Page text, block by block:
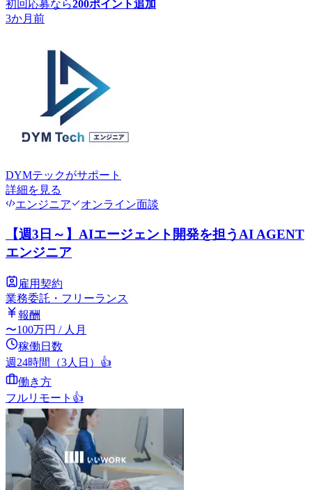
初回応募なら200ポイント追加
3か月前
DYMテックがサポート
詳細を見る
エンジニア
オンライン面談
【週3日～】AIエージェント開発を担うAI AGENT
エンジニア
雇用契約
業務委託・フリーランス
報酬
〜100万円 / 人月
稼働日数
週24時間（3人日） 👍
働き方
フルリモート 👍